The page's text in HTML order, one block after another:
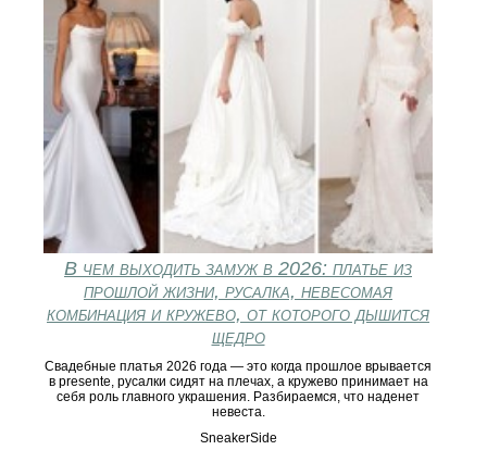
В чем выходить замуж в 2026: платье из
прошлой жизни, русалка, невесомая
комбинация и кружево, от которого дышится
щедро
Свадебные платья 2026 года — это когда прошлое врывается
в presente, русалки сидят на плечах, а кружево принимает на
себя роль главного украшения. Разбираемся, что наденет
невеста.
SneakerSide